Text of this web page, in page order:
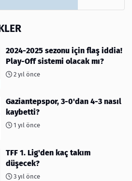
2024-2025 sezonu için flaş iddia!
Play-Off sistemi olacak mı?
2 yıl önce
Gaziantepspor, 3-0'dan 4-3 nasıl
kaybetti?
1 yıl önce
TFF 1. Lig'den kaç takım
düşecek?
3 yıl önce